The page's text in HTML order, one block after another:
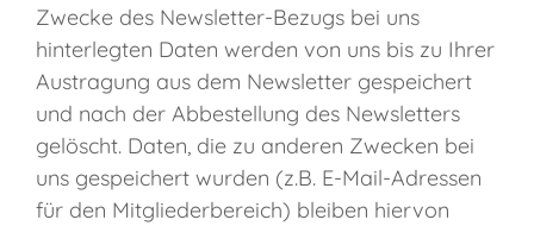
Zwecke des Newsletter-Bezugs bei uns
hinterlegten Daten werden von uns bis zu Ihrer
Austragung aus dem Newsletter gespeichert
und nach der Abbestellung des Newsletters
gelöscht. Daten, die zu anderen Zwecken bei
uns gespeichert wurden (z.B. E-Mail-Adressen
für den Mitgliederbereich) bleiben hiervon